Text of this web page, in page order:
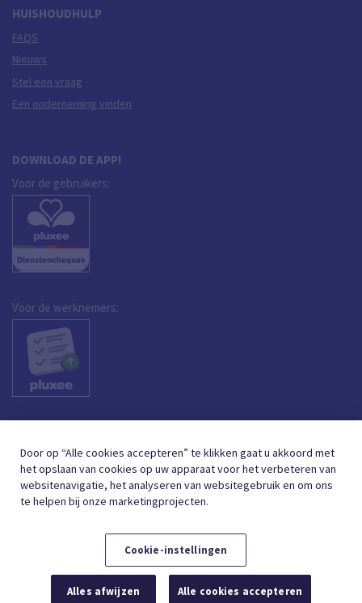
HUISHOUDHULP
FAQS
Nieuws
Stel een vraag
Een onderneming vinden
DOWNLOAD DE APP!
Voor de gebruikers:
Voor de werknemers:
DUTCH (BELGIUM)
FRANÇAIS (BELGIQUE)
GEBRUIKSVOORWAARDEN GEGEVENSBESCHERMING
COOKIE BELEID
Door op “Alle cookies accepteren” te klikken gaat u akkoord met
het opslaan van cookies op uw apparaat voor het verbeteren van
websitenavigatie, het analyseren van websitegebruik en om ons
te helpen bij onze marketingprojecten.
Cookie-instellingen
Alles afwijzen Alle cookies accepteren